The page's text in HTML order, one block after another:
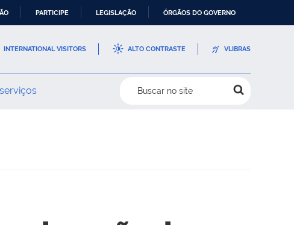
PARTICIPE LEGISLAÇÃO ÓRGÃOS DO GOVERNO
INTERNATIONAL VISITORS ALTO CONTRASTE VLIBRAS
Buscar no site